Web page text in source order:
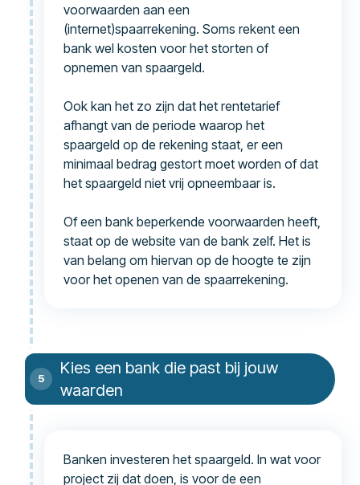
voorwaarden aan een
(internet)spaarrekening. Soms rekent een
bank wel kosten voor het storten of
opnemen van spaargeld.
Ook kan het zo zijn dat het rentetarief
afhangt van de periode waarop het
spaargeld op de rekening staat, er een
minimaal bedrag gestort moet worden of dat
het spaargeld niet vrij opneembaar is.
Of een bank beperkende voorwaarden heeft,
staat op de website van de bank zelf. Het is
van belang om hiervan op de hoogte te zijn
voor het openen van de spaarrekening.
Kies een bank die past bij jouw
waarden
Banken investeren het spaargeld. In wat voor
project zij dat doen, is voor de een